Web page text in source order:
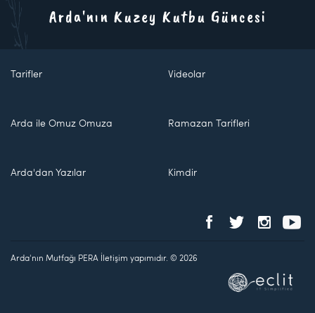
Arda'nın Kuzey Kutbu Güncesi
Tarifler Videolar
Arda ile Omuz Omuza Ramazan Tarifleri
Arda'dan Yazılar Kimdir
Arda'nın Mutfağı PERA İletişim yapımıdır. © 2026